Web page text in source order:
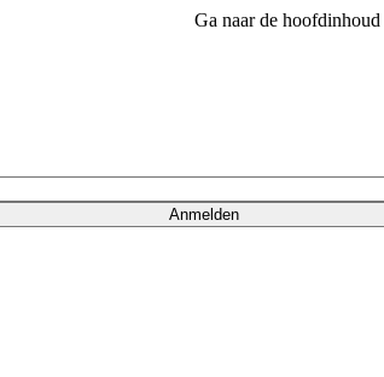
Ga naar de hoofdinhoud
Anmelden